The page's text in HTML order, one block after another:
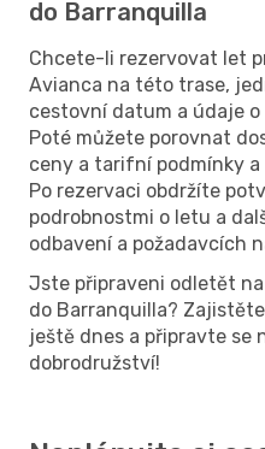
do Barranquilla
Chcete-li rezervovat let
Avianca na této trase,
cestovní datum a údaje
Poté můžete porovnat
ceny a tarifní podmínky
Po rezervaci obdržíte
podrobnostmi o letu a
odbavení a požadavcích
Jste připraveni odletět
do Barranquilla?
ještě dnes a připravte se
dobrodružství!